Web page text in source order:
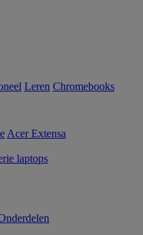
Leren Chromebooks
Acer Extensa
laptops